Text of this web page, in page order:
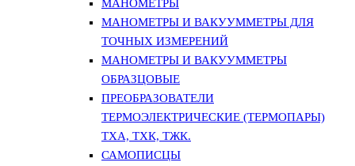
МАНОМЕТРЫ
МАНОМЕТРЫ И ВАКУУММЕТРЫ ДЛЯ
ТОЧНЫХ ИЗМЕРЕНИЙ
МАНОМЕТРЫ И ВАКУУММЕТРЫ
ОБРАЗЦОВЫЕ
ПРЕОБРАЗОВАТЕЛИ
ТЕРМОЭЛЕКТРИЧЕСКИЕ (ТЕРМОПАРЫ)
ТХА, ТХК, ТЖК.
САМОПИСЦЫ